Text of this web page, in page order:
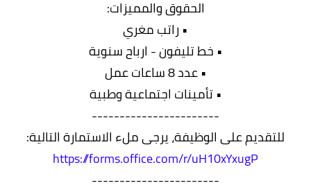
الحقوق والمميزات:
• راتب مغري
• خط تليفون - ارباح سنوية
• عدد 8 ساعات عمل
• تأمينات اجتماعية وطبية
-----------------------
للتقديم على الوظيفة، يرجى ملء الاستمارة التالية:
https://forms.office.com/r/uH10xYxugP
-----------------------